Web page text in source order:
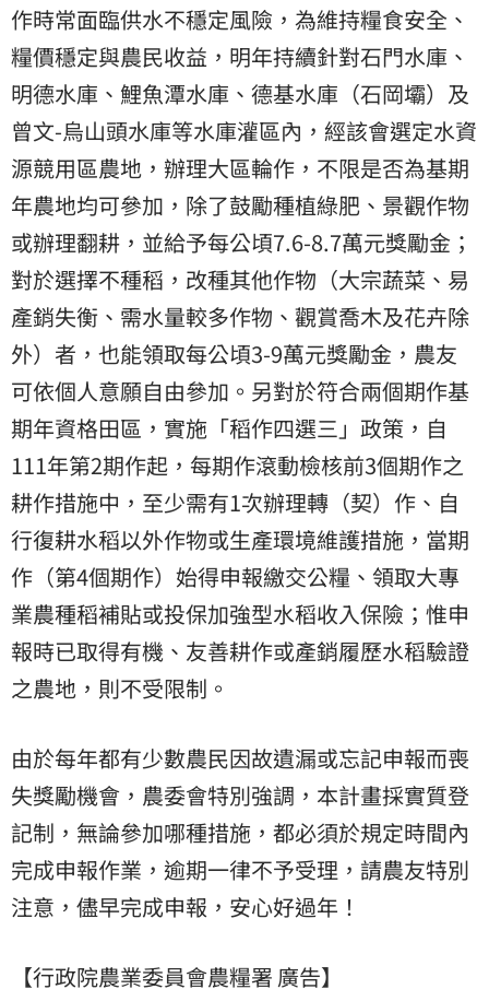
作時常面臨供水不穩定風險，為維持糧食安全、
糧價穩定與農民收益，明年持續針對石門水庫、
明德水庫、鯉魚潭水庫、德基水庫（石岡壩）及
曾文-烏山頭水庫等水庫灌區內，經該會選定水資
源競用區農地，辦理大區輪作，不限是否為基期
年農地均可參加，除了鼓勵種植綠肥、景觀作物
或辦理翻耕，並給予每公頃7.6-8.7萬元獎勵金；
對於選擇不種稻，改種其他作物（大宗蔬菜、易
產銷失衡、需水量較多作物、觀賞喬木及花卉除
外）者，也能領取每公頃3-9萬元獎勵金，農友
可依個人意願自由參加。另對於符合兩個期作基
期年資格田區，實施「稻作四選三」政策，自
111年第2期作起，每期作滾動檢核前3個期作之
耕作措施中，至少需有1次辦理轉（契）作、自
行復耕水稻以外作物或生產環境維護措施，當期
作（第4個期作）始得申報繳交公糧、領取大專
業農種稻補貼或投保加強型水稻收入保險；惟申
報時已取得有機、友善耕作或產銷履歷水稻驗證
之農地，則不受限制。
由於每年都有少數農民因故遺漏或忘記申報而喪
失獎勵機會，農委會特別強調，本計畫採實質登
記制，無論參加哪種措施，都必須於規定時間內
完成申報作業，逾期一律不予受理，請農友特別
注意，儘早完成申報，安心好過年！
【行政院農業委員會農糧署 廣告】